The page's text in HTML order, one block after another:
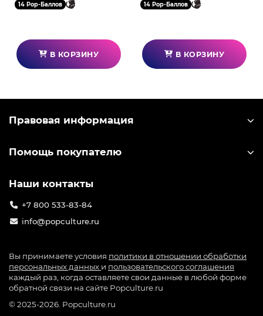
14 Pop-Баллов
В КОРЗИНУ
14 Pop-Баллов
В КОРЗИНУ
Правовая информация
Помощь покупателю
Наши контакты
+7 800 533-83-84
info@popculture.ru
Вы принимаете условия политики в отношении обработки
персональных данных и пользовательского соглашения
каждый раз, когда оставляете свои данные в любой форме
обратной связи на сайте Popculture.ru
© 2025-2026. Popculture.ru